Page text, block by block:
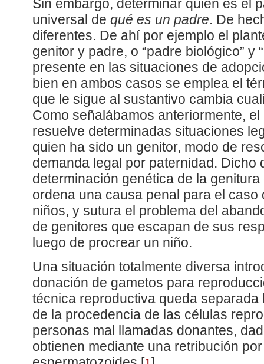
Sin embargo, determinar quién es el
universal de qué es un padre. De
diferentes. De ahí por ejemplo el
genitor y padre, o “padre biológico” y
presente en las situaciones de
bien en ambos casos se emplea el
que le sigue al sustantivo cambia
Como señalábamos anteriormente,
resuelve determinadas situaciones
quien ha sido un genitor, modo de
demanda legal por paternidad. Dicho
determinación genética de la
ordena una causa penal para el caso
niños, y sutura el problema del
de genitores que escapan de sus
luego de procrear un niño.
Una situación totalmente diversa
donación de gametos para
técnica reproductiva queda separada
de la procedencia de las células
personas mal llamadas donantes,
obtienen mediante una retribución